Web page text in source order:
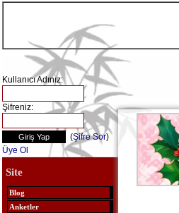
Kullanıcı Adınız:
Şifreniz:
(Şifre Sor)
Üye Ol
Site
Blog
Anketler